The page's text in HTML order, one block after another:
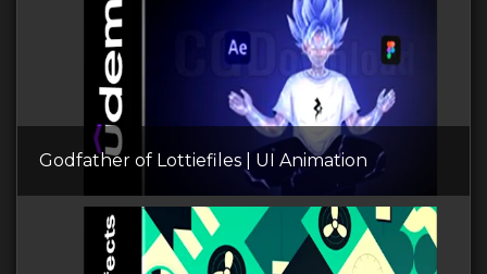
Godfather of Lottiefiles | UI Animation